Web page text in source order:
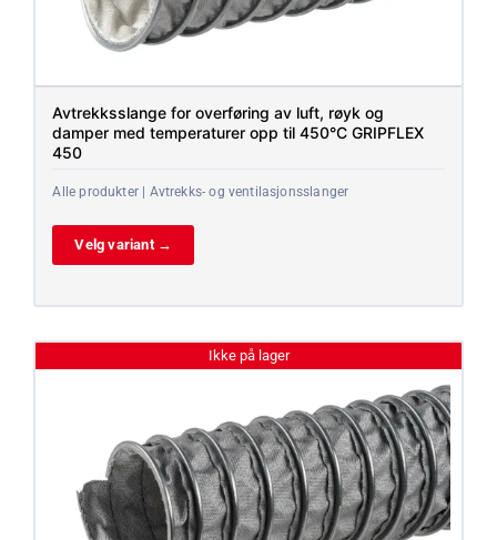
Avtrekksslange for overføring av luft, røyk og
damper med temperaturer opp til 450°C GRIPFLEX
450
Alle produkter | Avtrekks- og ventilasjonsslanger
Velg variant →
Ikke på lager